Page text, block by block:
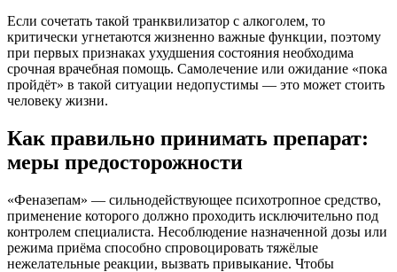
Если сочетать такой транквилизатор с алкоголем, то
критически угнетаются жизненно важные функции, поэтому
при первых признаках ухудшения состояния необходима
срочная врачебная помощь. Самолечение или ожидание «пока
пройдёт» в такой ситуации недопустимы — это может стоить
человеку жизни.
Как правильно принимать препарат:
меры предосторожности
«Феназепам» — сильнодействующее психотропное средство,
применение которого должно проходить исключительно под
контролем специалиста. Несоблюдение назначенной дозы или
режима приёма способно спровоцировать тяжёлые
нежелательные реакции, вызвать привыкание. Чтобы